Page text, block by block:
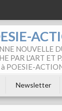
NOUVELLE
PAR L'ART ET
POESIE-
Newsletter